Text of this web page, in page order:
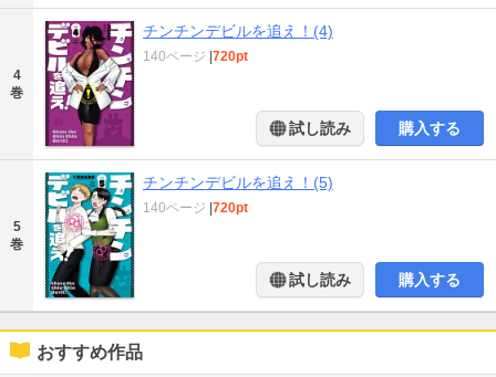
4
巻
チンチンデビルを追え！(4)
140ページ |720pt
試し読み 購入する
5
巻
チンチンデビルを追え！(5)
140ページ |720pt
試し読み 購入する
おすすめ作品